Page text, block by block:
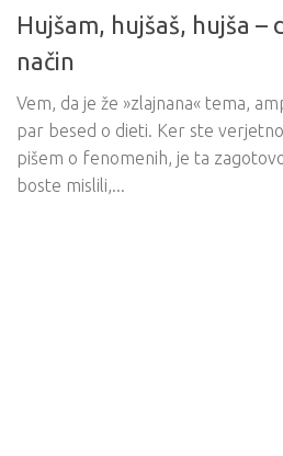
Hujšam, hujšaš, hujša –
način
Vem, da je že »zlajnana« tema,
par besed o dieti. Ker ste
pišem o fenomenih, je ta
boste mislili,...